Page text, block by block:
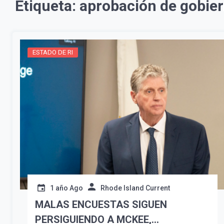
Etiqueta: aprobación de
ESTADO DE RI
1 año Ago Rhode Island Current
MALAS ENCUESTAS SIGUEN
PERSIGUIENDO A MCKEE,